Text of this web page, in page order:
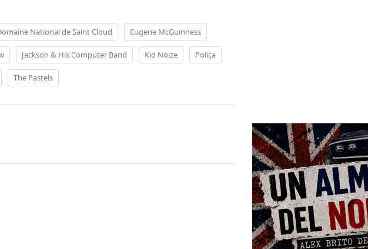
National de Saint Cloud Eugene McGuinness
Jackson & His Computer Band Kid Noize Poliça
The Pastels